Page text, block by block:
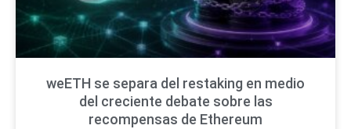
weETH se separa del restaking en medio
del creciente debate sobre las
recompensas de Ethereum